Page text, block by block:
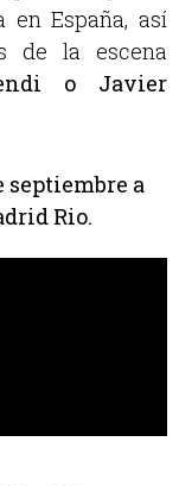
España, así
de la escena
o Javier
septiembre a
Rio.